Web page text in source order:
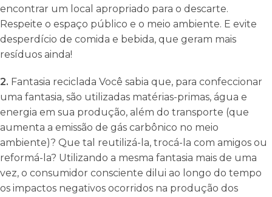
encontrar um local apropriado para o descarte.
Respeite o espaço público e o meio ambiente. E evite
desperdício de comida e bebida, que geram mais
resíduos ainda!
2. Fantasia reciclada Você sabia que, para confeccionar
uma fantasia, são utilizadas matérias-primas, água e
energia em sua produção, além do transporte (que
aumenta a emissão de gás carbônico no meio
ambiente)? Que tal reutilizá-la, trocá-la com amigos ou
reformá-la? Utilizando a mesma fantasia mais de uma
vez, o consumidor consciente dilui ao longo do tempo
os impactos negativos ocorridos na produção dos